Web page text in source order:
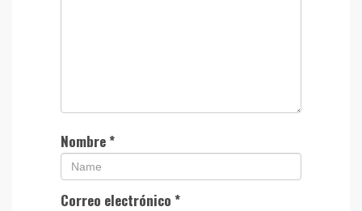
Nombre*
Correo electrónico *